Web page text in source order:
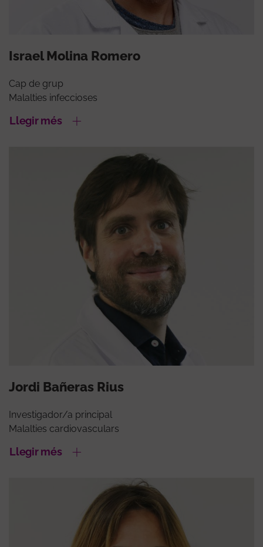
Israel Molina Romero
Cap de grup
Malalties infeccioses
Llegir més
Jordi Bañeras Rius
Investigador/a principal
Malalties cardiovasculars
Llegir més